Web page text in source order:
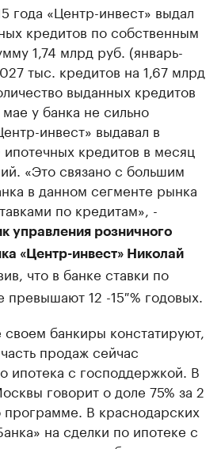
года «Центр-инвест» выдал
кредитов по собственным
1,74 млрд руб. (январь-
тыс. кредитов на 1,67 млрд
выданных кредитов
у банка не сильно
инвест» выдавал в
кредитов в месяц
«Это связано с большим
в данном сегменте рынка
по кредитам», -
управления розничного
«Центр-инвест» Николай
что в банке ставки по
превышают 12 -15 % годовых.
банкиры констатируют,
продаж сейчас
ипотека с господдержкой. В
говорит о доле 75% за 2
В краснодарских
на сделки по ипотеке с